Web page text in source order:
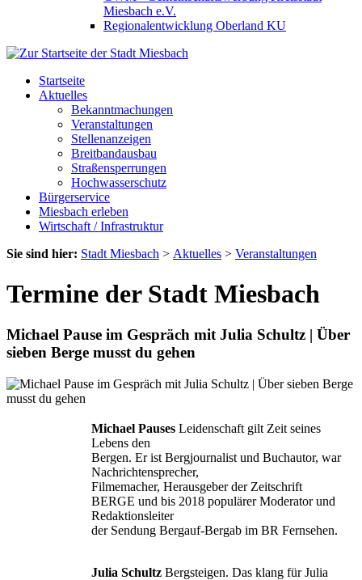
Miesbach e.V.
Regionalentwicklung Oberland KU
Startseite
Aktuelles
Bekanntmachungen
Veranstaltungen
Stellenanzeigen
Breitbandausbau
Straßensperrungen
Hochwasserschutz
Bürgerservice
Miesbach erleben
Wirtschaft / Infrastruktur
Sie sind hier: Stadt Miesbach > Aktuelles > Veranstaltungen
Termine der Stadt Miesbach
Michael Pause im Gespräch mit Julia Schultz | Über
sieben Berge musst du gehen
Michael Pauses Leidenschaft gilt Zeit seines
Lebens den
Bergen. Er ist Bergjournalist und Buchautor, war
Nachrichtensprecher,
Filmemacher, Herausgeber der Zeitschrift
BERGE und bis 2018 populärer Moderator und
Redaktionsleiter
der Sendung Bergauf-Bergab im BR Fernsehen.
Julia Schultz Bergsteigen. Das klang für Julia